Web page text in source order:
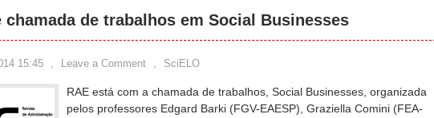
chamada de trabalhos em Social Businesses
15:45 , Leave a Comment , SciELO
RAE está com a chamada de trabalhos, Social Businesses, organizada
pelos professores Edgard Barki (FGV-EAESP), Graziella Comini (FEA-